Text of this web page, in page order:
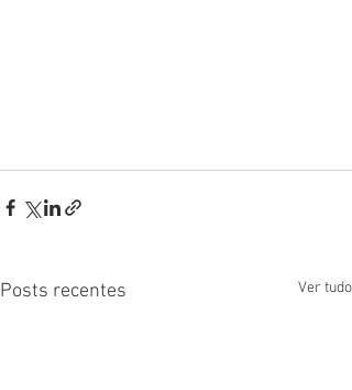
Posts recentes Ver tudo